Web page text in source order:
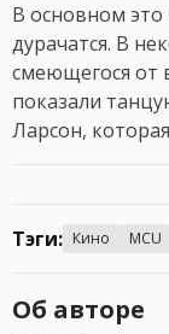
В основном это
дурачатся. В
смеющегося от
показали
Ларсон,
Тэги: Кино MCU
Об авторе